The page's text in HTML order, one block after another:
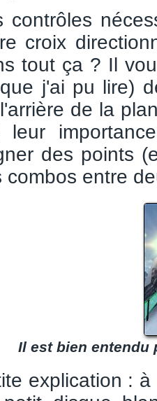
contrôles
croix
tout ça ? Il
j'ai pu lire)
de la
leur
des points
combos entre
Il est bien entendu
explication :